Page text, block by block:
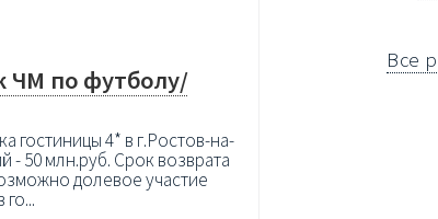
ЧМ по футболу/
гостиницы 4* в г.Ростов-на-
50 млн.руб. Срок возврата
долевое участие
Все